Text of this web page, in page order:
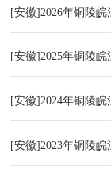
[安徽]2026年铜陵
[安徽]2025年铜陵
[安徽]2024年铜陵
[安徽]2023年铜陵